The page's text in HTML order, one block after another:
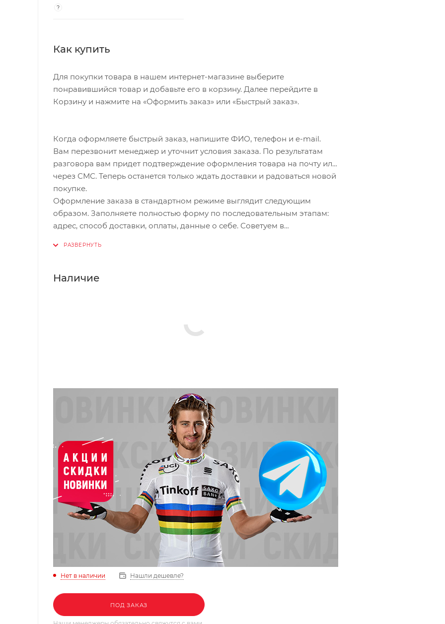
?
Как купить
Для покупки товара в нашем интернет-магазине выберите
понравившийся товар и добавьте его в корзину. Далее перейдите в
Корзину и нажмите на «Оформить заказ» или «Быстрый заказ».
Когда оформляете быстрый заказ, напишите ФИО, телефон и e-mail.
Вам перезвонит менеджер и уточнит условия заказа. По результатам
разговора вам придет подтверждение оформления товара на почту или
через СМС. Теперь останется только ждать доставки и радоваться новой
покупке.
Оформление заказа в стандартном режиме выглядит следующим
образом. Заполняете полностью форму по последовательным этапам:
адрес, способ доставки, оплаты, данные о себе. Советуем в
Наличие
Нет в наличии Нашли дешевле?
ПОД ЗАКАЗ